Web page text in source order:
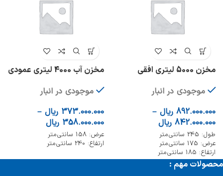
مخزن 5000 لیتری افقی
موجودی در انبار
892.000.000 ریال –
842.000.000 ریال
طول: 245 سانتی‌متر
عرض: 175 سانتی‌متر
ارتفاع: 185 سانتی‌متر
مخزن آب 4000 لیتری عمودی
موجودی در انبار
373.000.000 ریال –
358.000.000 ریال
عرض: 158 سانتی‌متر
ارتفاع: 240 سانتی‌متر
محصولات مهم :